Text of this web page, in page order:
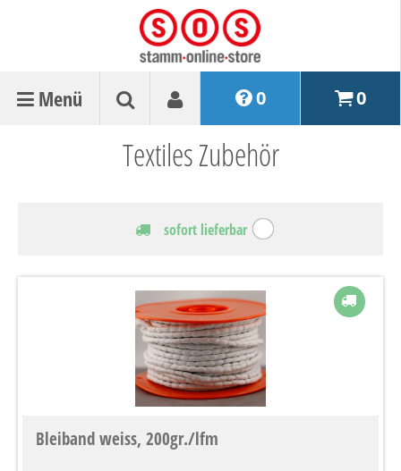
Menü 0 0
Textiles Zubehör
sofort lieferbar
Bleiband weiss, 200gr./lfm